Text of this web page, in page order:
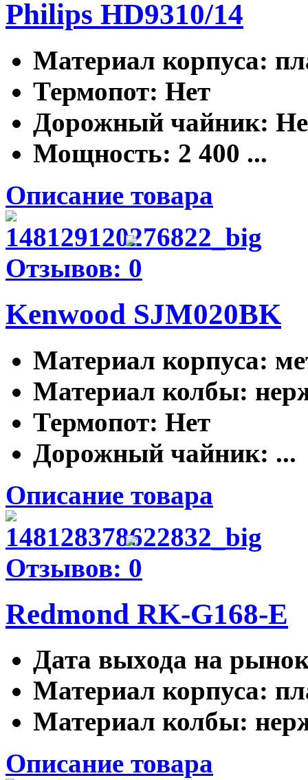
Philips HD9310/14
Материал корпуса:
Термопот: Нет
Дорожный чайник:
Мощность: 2 400 ...
Описание товара
Отзывов: 0
Kenwood SJM020BK
Материал корпуса:
Материал колбы:
Термопот: Нет
Дорожный чайник: ...
Описание товара
Отзывов: 0
Redmond RK-G168-Е
Дата выхода на
Материал корпуса:
Материал колбы:
Описание товара